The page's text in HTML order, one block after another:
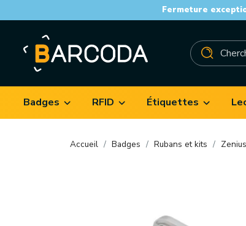
Fermeture
Badges RFID Étiquettes
Accueil Badges Rubans et kits Zenius